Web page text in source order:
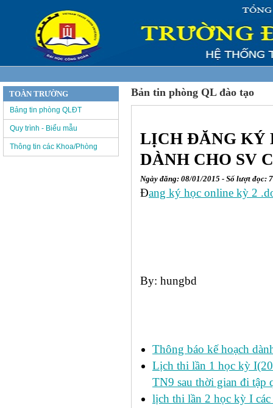
Bản tin phòng QL đào tạo
LỊCH ĐĂNG KÝ
DÀNH CHO SV
Ngày đăng: 08/01/2015 - Số lượt đọc:
Đang ký học online kỳ 2
By: hungbd
Thông báo kế hoạch
Lịch thi lần 1 học kỳ
TN9 sau thời gian đi tập
lịch thi lần 2 học kỳ I
TOÀN TRƯỜNG
Bảng tin phòng QLĐT
Quy trình - Biểu mẫu
Thông tin các Khoa/Phòng